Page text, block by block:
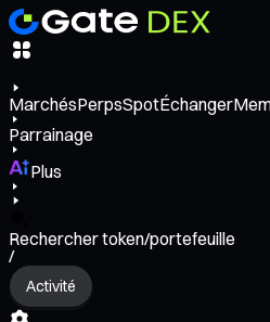
MarchésPerpsSpotÉchanger
Parrainage
Plus
Rechercher token/portefeuille
/
Activité